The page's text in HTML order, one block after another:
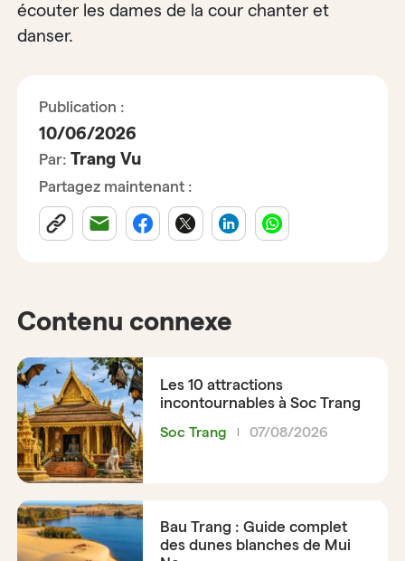
écouter les dames de la cour chanter et
danser.
Publication :
10/06/2026
Par: Trang Vu
Partagez maintenant :
Contenu connexe
Les 10 attractions
incontournables à Soc Trang
Soc Trang 07/08/2026
Bau Trang : Guide complet
des dunes blanches de Mui